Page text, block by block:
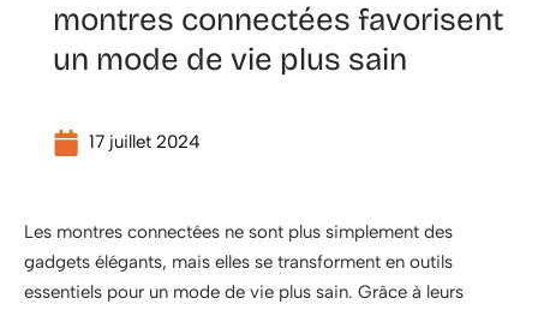
montres connectées favorisent
un mode de vie plus sain
17 juillet 2024
Les montres connectées ne sont plus simplement des
gadgets élégants, mais elles se transforment en outils
essentiels pour un mode de vie plus sain. Grâce à leurs